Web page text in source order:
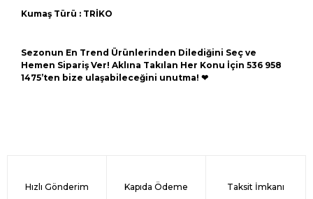
Kumaş Türü : TRİKO
Sezonun En Trend Ürünlerinden Dilediğini Seç ve
Hemen Sipariş Ver! Aklına Takılan Her Konu İçin 536 958
1475’ten bize ulaşabileceğini unutma! ❤
Hızlı Gönderim Kapıda Ödeme Taksit İmkanı